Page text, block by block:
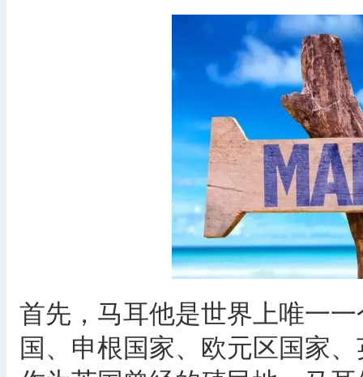
首先，马耳他是世界上唯一
国、申根国家、欧元区国家